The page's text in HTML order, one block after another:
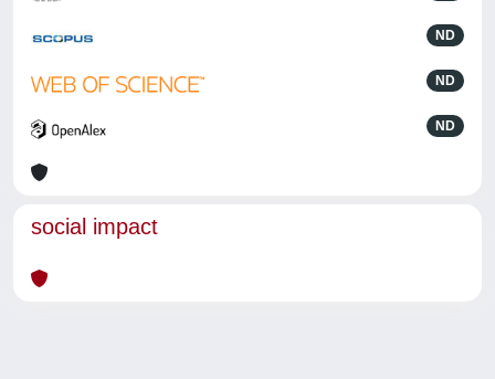
ND
ND
ND
social impact